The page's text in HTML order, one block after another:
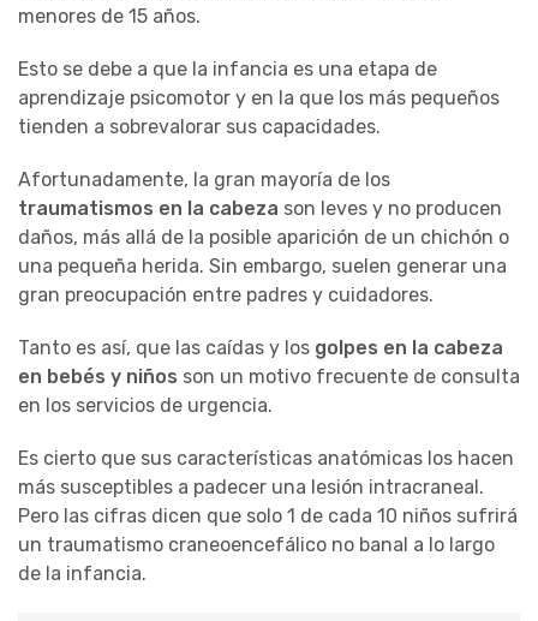
menores de 15 años.
Esto se debe a que la infancia es una etapa de
aprendizaje psicomotor y en la que los más pequeños
tienden a sobrevalorar sus capacidades.
Afortunadamente, la gran mayoría de los
traumatismos en la cabeza son leves y no producen
daños, más allá de la posible aparición de un chichón o
una pequeña herida. Sin embargo, suelen generar una
gran preocupación entre padres y cuidadores.
Tanto es así, que las caídas y los golpes en la cabeza
en bebés y niños son un motivo frecuente de consulta
en los servicios de urgencia.
Es cierto que sus características anatómicas los hacen
más susceptibles a padecer una lesión intracraneal.
Pero las cifras dicen que solo 1 de cada 10 niños sufrirá
un traumatismo craneoencefálico no banal a lo largo
de la infancia.